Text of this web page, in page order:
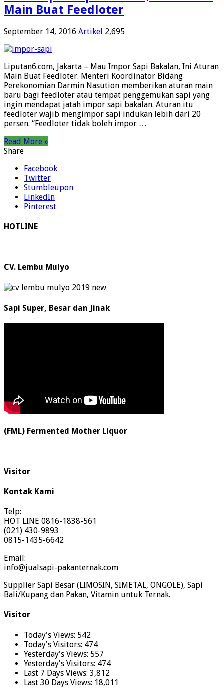
Main Buat Feedloter
September 14, 2016 Artikel 2,695
Liputan6.com, Jakarta – Mau Impor Sapi Bakalan, Ini Aturan
Main Buat Feedloter. Menteri Koordinator Bidang
Perekonomian Darmin Nasution memberikan aturan main
baru bagi feedloter atau tempat penggemukan sapi yang
ingin mendapat jatah impor sapi bakalan. Aturan itu
feedloter wajib mengimpor sapi indukan lebih dari 20
persen. “Feedloter tidak boleh impor …
Read More »
Share
Facebook
Twitter
Stumbleupon
LinkedIn
Pinterest
HOTLINE
CV. Lembu Mulyo
Sapi Super, Besar dan Jinak
(FML) Fermented Mother Liquor
Visitor
Kontak Kami
Telp:
HOT LINE 0816-1838-561
(021) 430-9893
0815-1435-6642
Email:
info@jualsapi-pakanternak.com
Supplier Sapi Besar (LIMOSIN, SIMETAL, ONGOLE), Sapi
Bali/Kupang dan Pakan, Vitamin untuk Ternak.
Visitor
Today's Views: 542
Today's Visitors: 474
Yesterday's Views: 557
Yesterday's Visitors: 474
Last 7 Days Views: 3,812
Last 30 Days Views: 18,011